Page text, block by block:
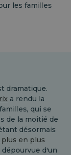
les familles
dramatique.
a rendu la
qui se
de la moitié de
désormais
en plus
d'un